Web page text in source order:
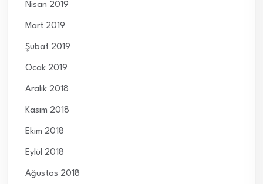
Nisan 2019
Mart 2019
Şubat 2019
Ocak 2019
Aralık 2018
Kasım 2018
Ekim 2018
Eylül 2018
Ağustos 2018